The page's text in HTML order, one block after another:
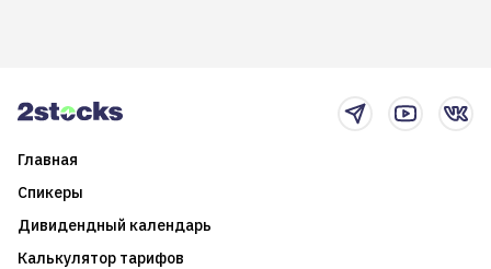
Главная
Спикеры
Дивидендный календарь
Калькулятор тарифов